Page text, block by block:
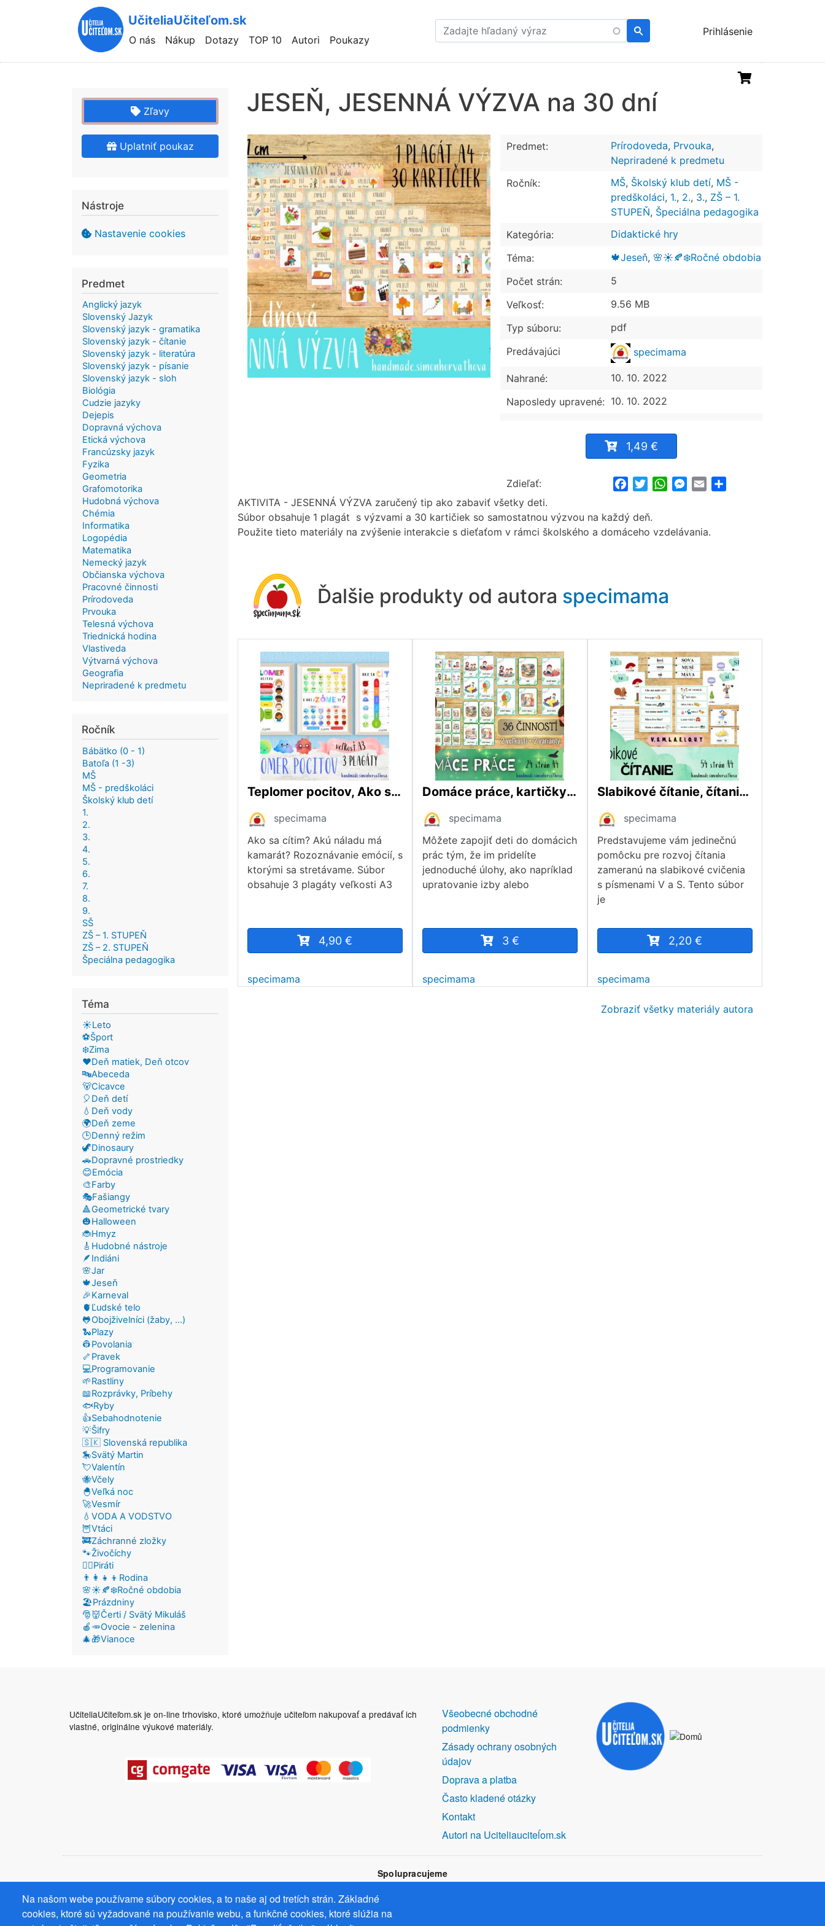
hlavný
UčiteliaUčiteľom.sk
Menu
Prihlásenie
Hlavní
navigace
O nás Nákup Dotazy TOP 10 Autori Poukazy
JESEŇ, JESENNÁ VÝZVA na 30 dní
Predmet: Prírodoveda, Prvouka,
Nepriradené k predmetu
Ročník:
MŠ, Školský klub detí, MŠ -
predškoláci, 1., 2., 3., ZŠ – 1.
STUPEŇ, Špeciálna pedagogika
Kategória:
Didaktické hry
Téma:
🍁Jeseň, 🌸☀️🍂❄️Ročné obdobia
Počet strán:
5
Veľkosť:
9.56 MB
Typ súboru:
pdf
Predávajúci
specimama
Nahrané:
10. 10. 2022
Naposledy upravené: 10. 10. 2022
1,49 €
Zdieľať: FacebookTwitterWhatsApp
Messenger
Email
AKTIVITA - JESENNÁ VÝZVA zaručený tip ako zabaviť všetky deti.
Súbor obsahuje 1 plagát s výzvami a 30 kartičiek so samostatnou výzvou na každý deň.
Použite tieto materiály na zvýšenie interakcie s dieťaťom v rámci školského a domáceho vzdelávania.
Ďalšie produkty od autora specimama
Teplomer pocitov, Ako sa cítim, Emócie
specimama
Ako sa cítim? Akú náladu má
kamarát? Rozoznávanie emócií, s
ktorými sa stretávame. Súbor
obsahuje 3 plagáty veľkosti A3
4,90 €
specimama
Domáce práce, kartičky domácich prác, Aktivity doma, Kartičky PAS, Denný režim
specimama
Môžete zapojiť deti do domácich
prác tým, že im pridelíte
jednoduché úlohy, ako napríklad
upratovanie izby alebo
3 €
specimama
Slabikové čítanie, čítanie, slabiky, Pismeno V, S
specimama
Predstavujeme vám jedinečnú
pomôcku pre rozvoj čítania
zameranú na slabikové cvičenia
s písmenami V a S. Tento súbor
je
2,20 €
specimama
Zobraziť všetky materiály autora
Zľavy
Uplatniť poukaz
Nástroje
Nastavenie cookies
Predmet
Anglický jazyk
Slovenský Jazyk
Slovenský jazyk - gramatika
Slovenský jazyk - čítanie
Slovenský jazyk - literatúra
Slovenský jazyk - písanie
Slovenský jazyk - sloh
Biológia
Cudzie jazyky
Dejepis
Dopravná výchova
Etická výchova
Francúzsky jazyk
Fyzika
Geometria
Grafomotorika
Hudobná výchova
Chémia
Informatika
Logopédia
Matematika
Nemecký jazyk
Občianska výchova
Pracovné činnosti
Prírodoveda
Prvouka
Telesná výchova
Triednická hodina
Vlastiveda
Výtvarná výchova
Geografia
Nepriradené k predmetu
Ročník
Bábätko (0 - 1)
Batoľa (1 -3)
MŠ
MŠ - predškoláci
Školský klub detí
1.
2.
3.
4.
5.
6.
7.
8.
9.
SŠ
ZŠ – 1. STUPEŇ
ZŠ – 2. STUPEŇ
Špeciálna pedagogika
Téma
☀️Leto
⚽Šport
❄️Zima
❤️Deň matiek, Deň otcov
🔤Abeceda
🐻Cicavce
🎈Deň detí
💧Deň vody
🌍Deň zeme
🕒Denný režim
🦖Dinosaury
🚗Dopravné prostriedky
😊Emócia
🎨Farby
🎭Fašiangy
🔺Geometrické tvary
🎃Halloween
🐞Hmyz
🎸Hudobné nástroje
🪶Indiáni
🌸Jar
🍁Jeseň
🎉Karneval
🫀Ľudské telo
🐸Obojživelníci (žaby, ...)
🐍Plazy
👷Povolania
🦴Pravek
💻Programovanie
🌱Rastliny
📖Rozprávky, Príbehy
🐟Ryby
👍Sebahodnotenie
💡Šifry
🇸🇰 Slovenská republika
🎠Svätý Martin
💘Valentín
🐝Včely
🐣Veľká noc
🚀Vesmír
💧VODA A VODSTVO
🦉Vtáci
🚒Záchranné zložky
🐾Živočíchy
🏴‍☠️Piráti
👨‍👩‍👧‍👦Rodina
🌸☀️🍂❄️Ročné obdobia
🏖️Prázdniny
🎅👹Čerti / Svätý Mikuláš
🍎🥕Ovocie - zelenina
🎄🎁Vianoce
UčiteliaUčiteľom.sk je on-line trhovisko, ktoré umožňuje učiteľom nakupovať a predávať ich
vlastné, originálne výukové materiály.
Na našom webe používame súbory cookies, a to naše aj od tretích strán. Základné
cookies, ktoré sú vyžadované na používanie webu, a funkčné cookies, ktoré slúžia na
DALŠÍ
ODKAZY
Všeobecné obchodné
podmienky
Zásady ochrany osobných
údajov
Doprava a platba
Často kladené otázky
Kontakt
Autori na Uciteliauciteĺom.sk
Spolupracujeme